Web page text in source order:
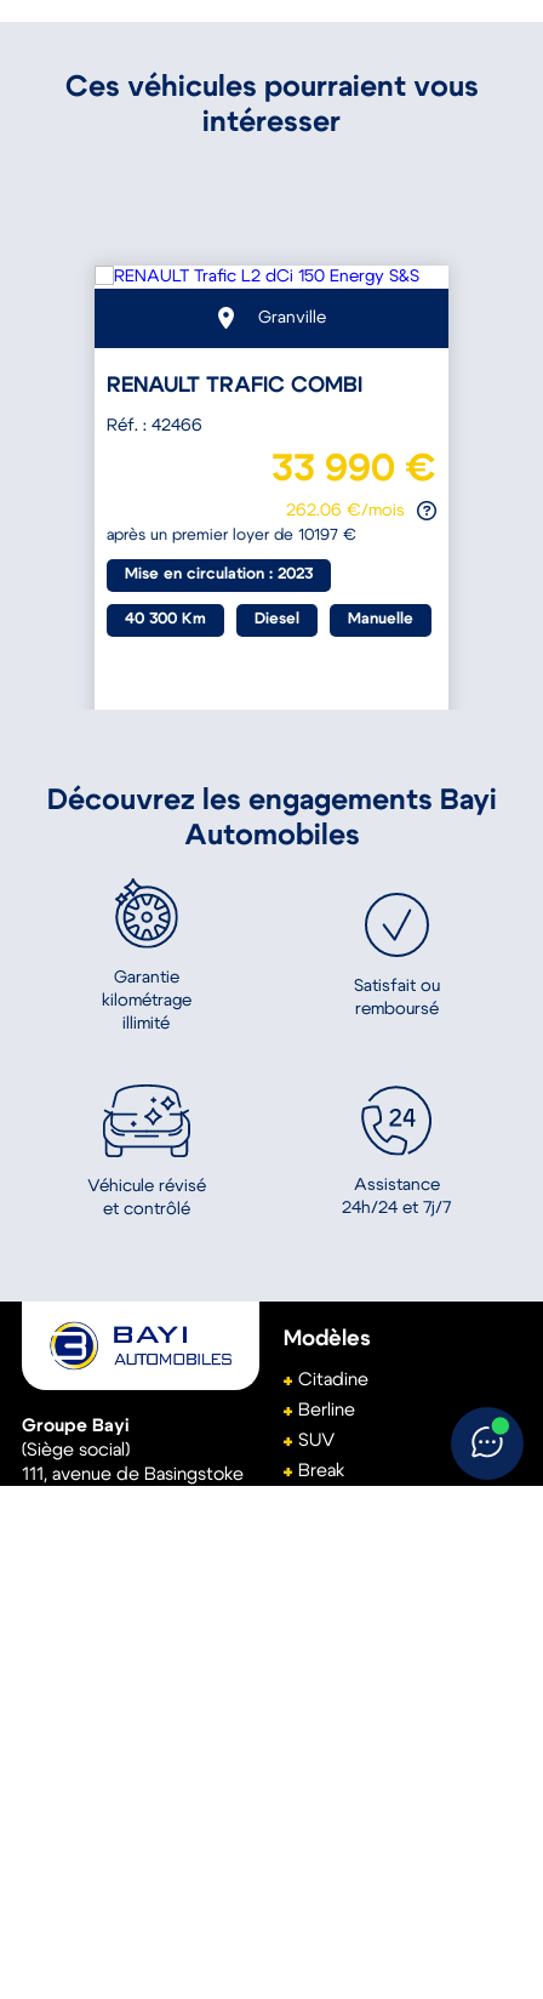
Ces véhicules pourraient vous
intéresser
Granville
RENAULT TRAFIC COMBI
Réf. : 42466
33 990 €
262.06 €/mois
après un premier loyer de 10197 €
Mise en circulation : 2023
40 300 Km Diesel Manuelle
Découvrez les engagements Bayi
Automobiles
Garantie
kilométrage
illimité
Satisfait ou
remboursé
Véhicule révisé
et contrôlé
Assistance
24h/24 et 7j/7
Groupe Bayi
(Siège social)
111, avenue de Basingstoke
Modèles
Citadine
Berline
SUV
Break